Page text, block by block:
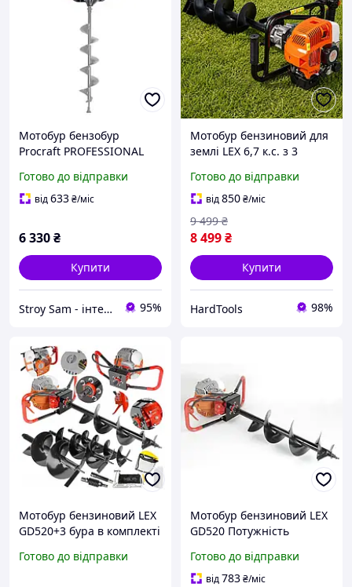
Мотобур бензобур
Procraft PROFESSIONAL
Готово до відправки
від633₴/міс
6 330₴
Купити
Stroy Sam - інтернет магазин інструментів 95%
Мотобур бензиновий для
землі LEX 6,7 к.с. з 3
подовжувачем
Готово до відправки
від850₴/міс
8 499₴
9 499 ₴
Купити
HardTools 98%
Мотобур бензиновий LEX
GD520+3 бура в комплекті
земляних робіт PRO
Готово до відправки
Мотобур бензиновий LEX
GD520 Потужність
Шнека_Чехія
Готово до відправки
від783₴/міс